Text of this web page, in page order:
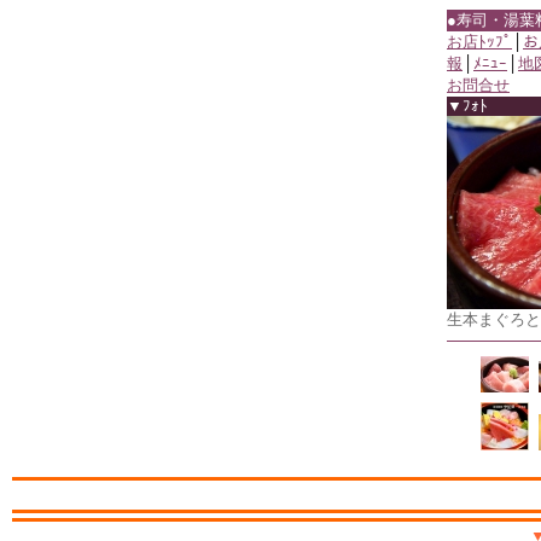
●寿司・湯
お店ﾄｯﾌﾟ
報
ﾒﾆｭｰ
地
お問合せ
▼ﾌｫﾄ
生本まぐろ